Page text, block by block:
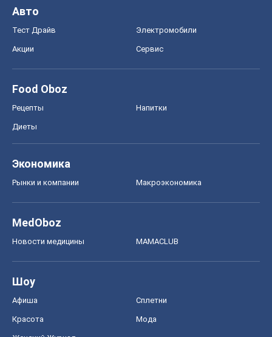
Авто
Тест Драйв Электромобили
Акции Сервис
Food Oboz
Рецепты Напитки
Диеты
Экономика
Рынки и компании Mакроэкономика
MedOboz
Новости медицины MAMACLUB
Шоу
Афиша Сплетни
Красота Мода